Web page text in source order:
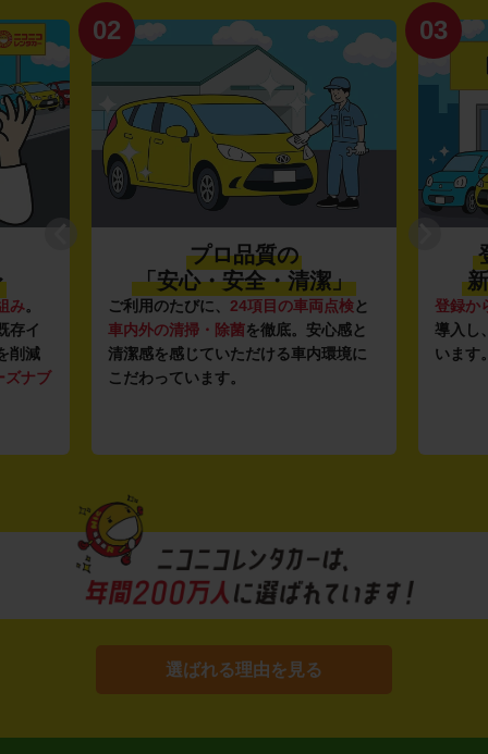
み。
存イ
削減
ズナブ
02
プロ品質の
「安心・安全・清潔」
ご利用のたびに、 24項目の車両点検と
車内外の清掃・除菌を徹底。安心感と
清潔感を感じていただける車内環境に
こだわっています。
03
登録か
導入し
います
選ばれる理由を見る